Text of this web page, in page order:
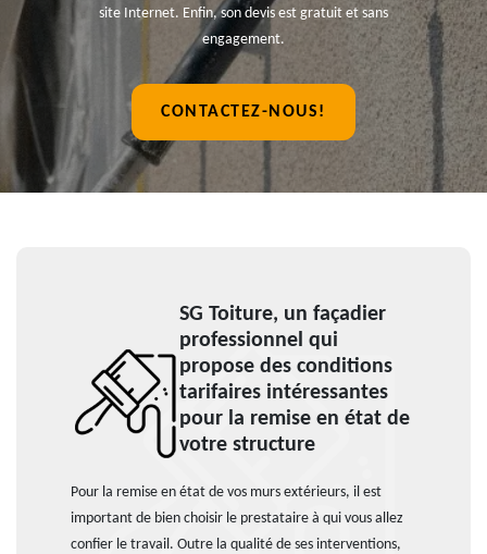
site Internet. Enfin, son devis est gratuit et sans
engagement.
CONTACTEZ-NOUS!
SG Toiture, un façadier
professionnel qui
propose des conditions
tarifaires intéressantes
pour la remise en état de
votre structure
Pour la remise en état de vos murs extérieurs, il est
important de bien choisir le prestataire à qui vous allez
confier le travail. Outre la qualité de ses interventions,